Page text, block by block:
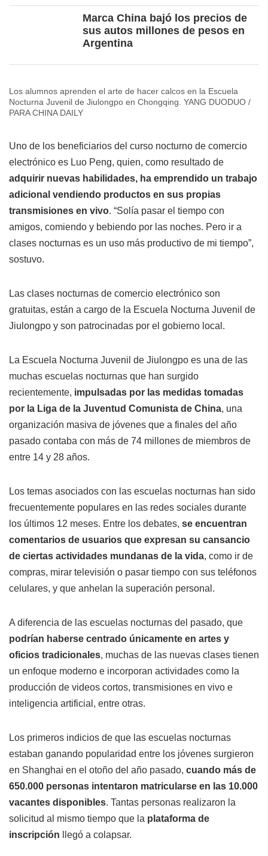
Marca China bajó los precios de
sus autos millones de pesos en
Argentina
Los alumnos aprenden el arte de hacer calcos en la Escuela
Nocturna Juvenil de Jiulongpo en Chongqing. YANG DUODUO /
PARA CHINA DAILY
Uno de los beneficiarios del curso nocturno de comercio
electrónico es Luo Peng, quien, como resultado de
adquirir nuevas habilidades, ha emprendido un trabajo
adicional vendiendo productos en sus propias
transmisiones en vivo. “Solía pasar el tiempo con
amigos, comiendo y bebiendo por las noches. Pero ir a
clases nocturnas es un uso más productivo de mi tiempo”,
sostuvo.
Las clases nocturnas de comercio electrónico son
gratuitas, están a cargo de la Escuela Nocturna Juvenil de
Jiulongpo y son patrocinadas por el gobierno local.
La Escuela Nocturna Juvenil de Jiulongpo es una de las
muchas escuelas nocturnas que han surgido
recientemente, impulsadas por las medidas tomadas
por la Liga de la Juventud Comunista de China, una
organización masiva de jóvenes que a finales del año
pasado contaba con más de 74 millones de miembros de
entre 14 y 28 años.
Los temas asociados con las escuelas nocturnas han sido
frecuentemente populares en las redes sociales durante
los últimos 12 meses. Entre los debates, se encuentran
comentarios de usuarios que expresan su cansancio
de ciertas actividades mundanas de la vida, como ir de
compras, mirar televisión o pasar tiempo con sus teléfonos
celulares, y que anhelan la superación personal.
A diferencia de las escuelas nocturnas del pasado, que
podrían haberse centrado únicamente en artes y
oficios tradicionales, muchas de las nuevas clases tienen
un enfoque moderno e incorporan actividades como la
producción de videos cortos, transmisiones en vivo e
inteligencia artificial, entre otras.
Los primeros indicios de que las escuelas nocturnas
estaban ganando popularidad entre los jóvenes surgieron
en Shanghai en el otoño del año pasado, cuando más de
650.000 personas intentaron matricularse en las 10.000
vacantes disponibles. Tantas personas realizaron la
solicitud al mismo tiempo que la plataforma de
inscripción
llegó a colapsar.